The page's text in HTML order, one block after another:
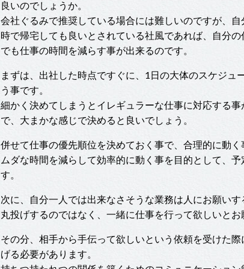
良いのでしょうか。
会社ぐるみで推奨している場合には難しいのですが、
時で帰宅しても良いとされている社風であれば、自分
でも仕事の時間を減らす事が出来るのです。
まずは、出社した時点ですぐに、1日の大体のスケジュ
う事です。
細かく決めてしまうとイレギュラーな仕事に対応する
で、大まかな感じで決めると良いでしょう。
併せて仕事の優先順位を決めておく事で、合理的に動く
ムダな時間を減らして効率的に動く事を目的として、
す。
次に、自分一人では出来なさそうな業務は人にお願いす
丸投げするのではなく、一緒に仕事を行って欲しいとお
その分、相手から手伝って欲しいという依頼を受けた
げる必要があります。